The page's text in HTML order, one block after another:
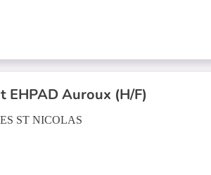
Auroux (H/F)
ST NICOLAS